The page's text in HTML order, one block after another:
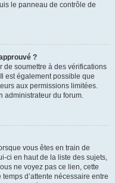
le panneau de contrôle de
?
de soumettre à des vérifications
est également possible que
aux permissions limitées.
administrateur du forum.
vous êtes en train de
ci en haut de la liste des sujets,
ne voyez pas ce lien, cette
d’attente nécessaire entre